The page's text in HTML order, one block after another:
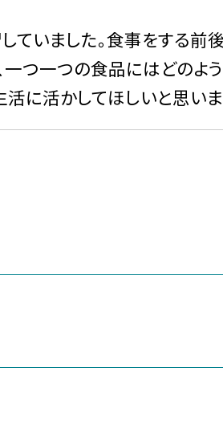
いました。食事をする前
一つ一つの食品にはどのよ
に活かしてほしいと思いま